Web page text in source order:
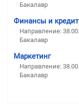
Бакалавр
Финансы и кредит
Направление:
Бакалавр
Маркетинг
Направление:
Бакалавр